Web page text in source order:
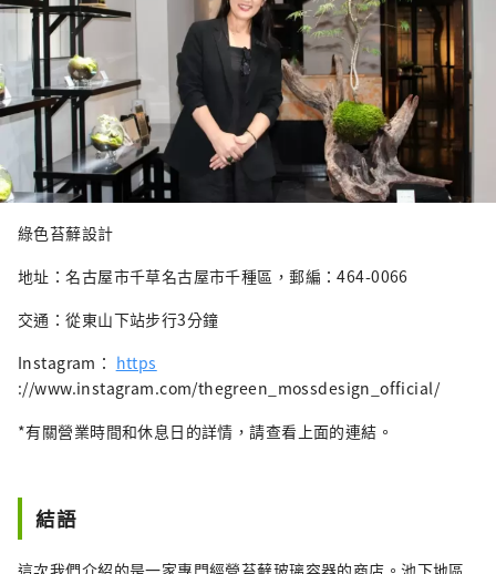
綠色苔蘚設計
地址：名古屋市千草名古屋市千種區，郵編：464-0066
交通：從東山下站步行3分鐘
Instagram： https
://www.instagram.com/thegreen_mossdesign_official/
*有關營業時間和休息日的詳情，請查看上面的連結。
結語